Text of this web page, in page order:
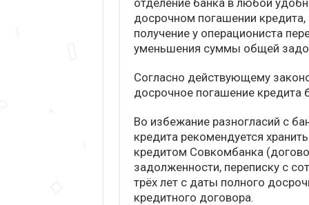
отделение банка в любой
досрочном погашении кредита,
получение у операциониста
уменьшения суммы общей
Согласно действующему
досрочное погашение
Во избежание разногласий с
кредита рекомендуется
кредитом Совкомбанка
задолженности, переписку с
трёх лет с даты полного
кредитного договора.